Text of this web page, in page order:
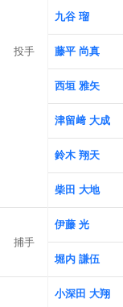
投手
九谷 瑠
藤平 尚真
西垣 雅矢
津留﨑 大成
鈴木 翔天
柴田 大地
捕手
伊藤 光
堀内 謙伍
小深田 大翔